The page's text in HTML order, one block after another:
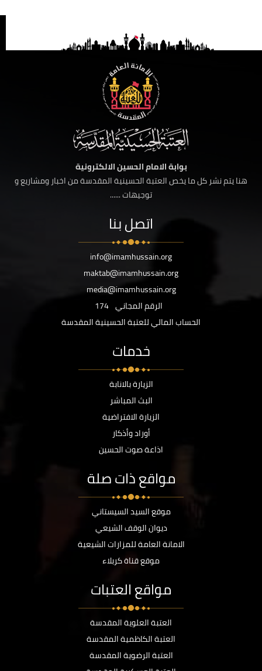
بوابة الامام الحسين الالكترونية
هنا يتم نشر كل ما يخص العتبة الحسينية المقدسة من اخبار ومشاريع و
توجيهات ......
اتصل بنا
info@imamhussain.org
maktab@imamhussain.org
media@imamhussain.org
الرقم المجاني 174
الحساب المالي للعتبة الحسينية المقدسة
خدمات
الزيارة بالانابة
البث المباشر
الزيارة الافتراضية
أوراد وأذكار
اذاعة صوت الحسين
مواقع ذات صلة
موقع السيد السيستاني
ديوان الوقف الشيعي
الامانة العامة للمزارات الشيعية
موقع قناة كربلاء
مواقع العتبات
العتبة العلوية المقدسة
العتبة الكاظمية المقدسة
العتبة الرضوية المقدسة